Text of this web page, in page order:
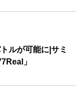
ルが可能に|サミ
」